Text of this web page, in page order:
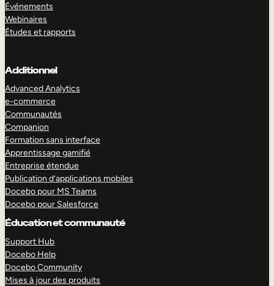
Événements
Webinaires
Études et rapports
Additionnel
Advanced Analytics
e-commerce
Communautés
Companion
Formation sans interface
Apprentissage gamifié
Entreprise étendue
Publication d’applications mobiles
Docebo pour MS Teams
Docebo pour Salesforce
Éducation et communauté
Support Hub
Docebo Help
Docebo Community
Mises à jour des produits